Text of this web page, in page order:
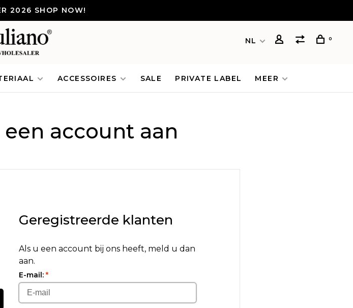
2026 SHOP NOW!
NL 0
ACCESSOIRES SALE PRIVATE LABEL MEER
account aan
Geregistreerde klanten
Als u een account bij ons heeft, meld u dan
aan.
E-mail: *